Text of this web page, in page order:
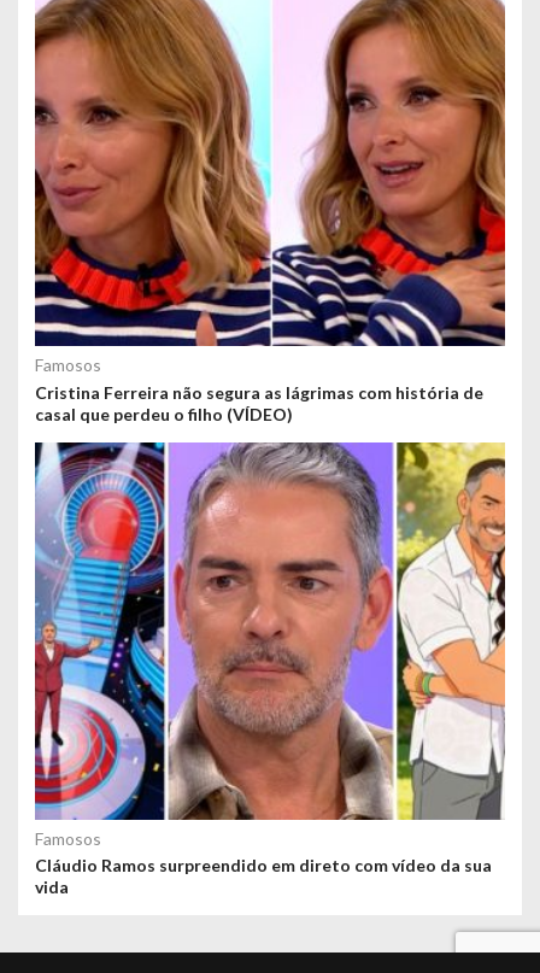
Famosos
Cristina Ferreira não segura as lágrimas com história de
casal que perdeu o filho (VÍDEO)
Famosos
Cláudio Ramos surpreendido em direto com vídeo da sua
vida